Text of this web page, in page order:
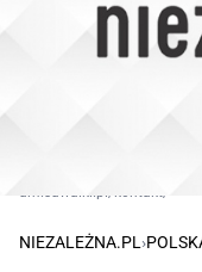
NIEZALEŻNA.PL ›